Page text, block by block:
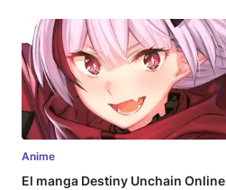
Anime
El manga Destiny Unchain Online